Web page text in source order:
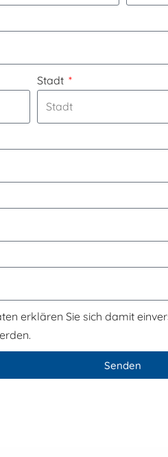
Stadt
erklären Sie sich damit
Senden